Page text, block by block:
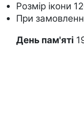
Розмір ікони
При
День пам'яті